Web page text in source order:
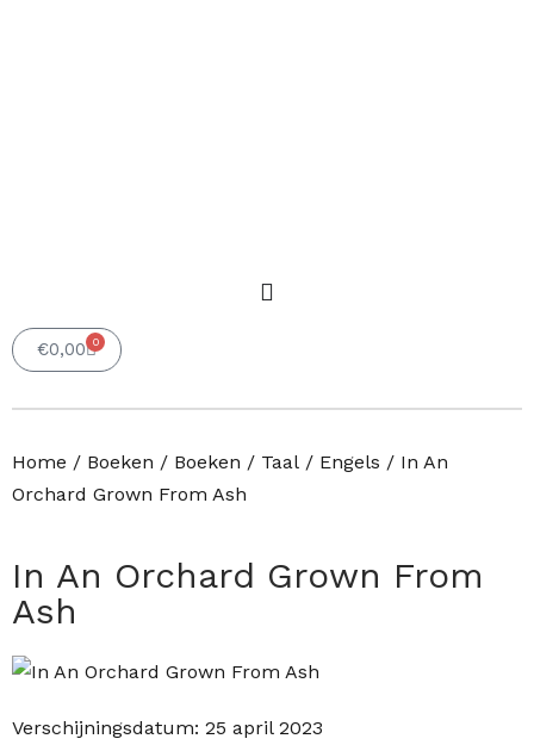
€0,00 0
Winkelwagen
Home / Boeken / Boeken / Taal / Engels / In An
Orchard Grown From Ash
In An Orchard Grown From
Ash
Verschijningsdatum: 25 april 2023